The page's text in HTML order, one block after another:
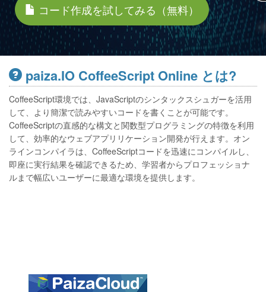
コード作成を試してみる（無料）
paiza.IO CoffeeScript Online とは?
CoffeeScript環境では、JavaScriptのシンタックスシュガーを活用
して、より簡潔で読みやすいコードを書くことが可能です。
CoffeeScriptの直感的な構文と関数型プログラミングの特徴を利用
して、効率的なウェブアプリリケーション開発が行えます。オン
ラインコンパイラは、CoffeeScriptコードを迅速にコンパイルし、
即座に実行結果を確認できるため、学習者からプロフェッショナ
ルまで幅広いユーザーに最適な環境を提供します。